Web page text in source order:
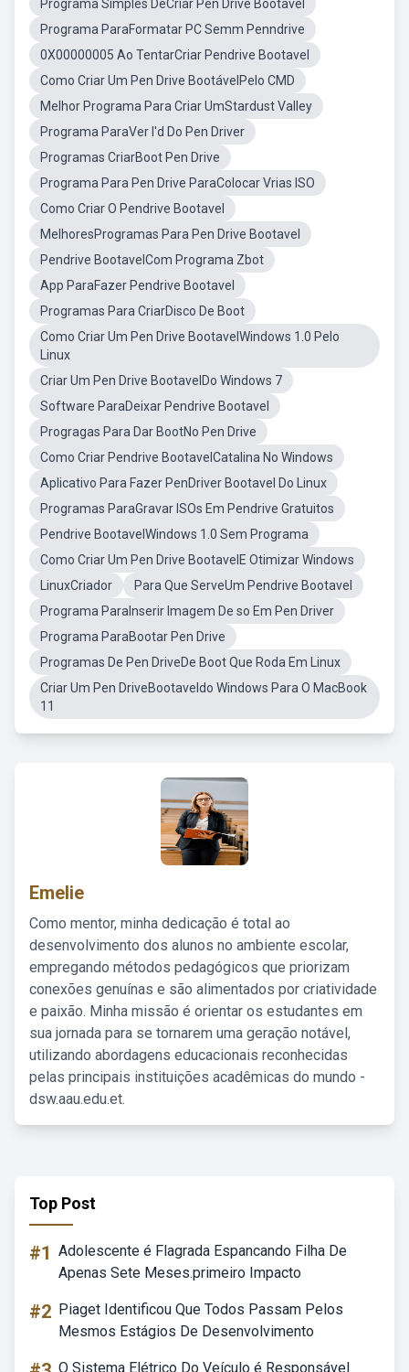
Programa Simples DeCriar Pen Drive Bootavel
Programa ParaFormatar PC Semm Penndrive
0X00000005 Ao TentarCriar Pendrive Bootavel
Como Criar Um Pen Drive BootávelPelo CMD
Melhor Programa Para Criar UmStardust Valley
Programa ParaVer I'd Do Pen Driver
Programas CriarBoot Pen Drive
Programa Para Pen Drive ParaColocar Vrias ISO
Como Criar O Pendrive Bootavel
MelhoresProgramas Para Pen Drive Bootavel
Pendrive BootavelCom Programa Zbot
App ParaFazer Pendrive Bootavel
Programas Para CriarDisco De Boot
Como Criar Um Pen Drive BootavelWindows 1.0 Pelo
Linux
Criar Um Pen Drive BootavelDo Windows 7
Software ParaDeixar Pendrive Bootavel
Progragas Para Dar BootNo Pen Drive
Como Criar Pendrive BootavelCatalina No Windows
Aplicativo Para Fazer PenDriver Bootavel Do Linux
Programas ParaGravar ISOs Em Pendrive Gratuitos
Pendrive BootavelWindows 1.0 Sem Programa
Como Criar Um Pen Drive BootavelE Otimizar Windows
LinuxCriador
Para Que ServeUm Pendrive Bootavel
Programa ParaInserir Imagem De so Em Pen Driver
Programa ParaBootar Pen Drive
Programas De Pen DriveDe Boot Que Roda Em Linux
Criar Um Pen DriveBootaveldo Windows Para O MacBook
11
Emelie
Como mentor, minha dedicação é total ao
desenvolvimento dos alunos no ambiente escolar,
empregando métodos pedagógicos que priorizam
conexões genuínas e são alimentados por criatividade
e paixão. Minha missão é orientar os estudantes em
sua jornada para se tornarem uma geração notável,
utilizando abordagens educacionais reconhecidas
pelas principais instituições acadêmicas do mundo -
dsw.aau.edu.et.
Top Post
#1 Adolescente é Flagrada Espancando Filha De
Apenas Sete Meses.primeiro Impacto
#2 Piaget Identificou Que Todos Passam Pelos
Mesmos Estágios De Desenvolvimento
O Sistema Elétrico Do Veículo é Responsável